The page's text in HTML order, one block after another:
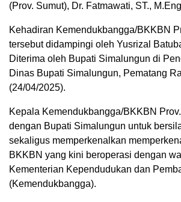
(Prov. Sumut), Dr. Fatmawati, ST.,
Kehadiran Kemendukbangga/BKKBN
tersebut didampingi oleh Yusrizal
Diterima oleh Bupati Simalungun di
Dinas Bupati Simalungun, Pematang
(24/04/2025).
Kepala Kemendukbangga/BKKBN
dengan Bupati Simalungun untuk
sekaligus memperkenalkan
BKKBN yang kini beroperasi dengan
Kementerian Kependudukan dan
(Kemendukbangga).